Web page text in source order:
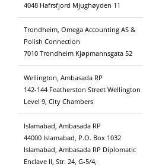
4048 Hafrsfjord Mjughøyden 11
Trondheim, Omega Accounting AS &
Polish Connection
7010 Trondheim Kjøpmannsgata 52
Wellington, Ambasada RP
142-144 Featherston Street Wellington
Level 9, City Chambers
Islamabad, Ambasada RP
44000 Islamabad, P.O. Box 1032
Islamabad, Ambasada RP Diplomatic
Enclave II, Str. 24, G-5/4,